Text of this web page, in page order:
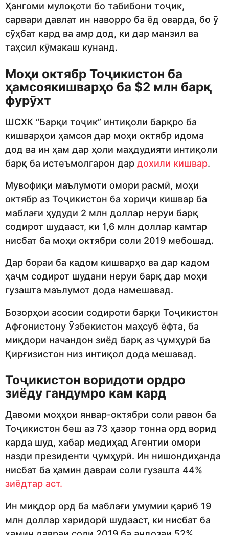
Ҳангоми мулоқоти бо табибони тоҷик,
сарвари давлат ин наворро ба ёд оварда, бо ӯ
сӯҳбат кард ва амр дод, ки дар манзил ва
таҳсил кӯмакаш кунанд.
Моҳи октябр Тоҷикистон ба
ҳамсоякишварҳо ба $2 млн барқ
фурӯхт
ШСХК “Барқи тоҷик” интиқоли барқро ба
кишварҳои ҳамсоя дар моҳи октябр идома
дод ва ин ҳам дар ҳоли маҳдудияти интиқоли
барқ ба истеъмолгарон дар дохили кишвар.
Мувофиқи маълумоти омори расмӣ, моҳи
октябр аз Тоҷикистон ба хориҷи кишвар ба
маблағи ҳудуди 2 млн доллар неруи барқ
содирот шудааст, ки 1,6 млн доллар камтар
нисбат ба моҳи октябри соли 2019 мебошад.
Дар бораи ба кадом кишварҳо ва дар кадом
ҳаҷм содирот шудани неруи барқ дар моҳи
гузашта маълумот дода намешавад.
Бозорҳои асосии содироти барқи Тоҷикистон
Афғонистону Ӯзбекистон маҳсуб ёфта, ба
миқдори начандон зиёд барқ аз ҷумҳурӣ ба
Қирғизистон низ интиқол дода мешавад.
Тоҷикистон воридоти ордро
зиёду гандумро кам кард
Давоми моҳҳои январ-октябри соли равон ба
Тоҷикистон беш аз 73 ҳазор тонна орд ворид
карда шуд, хабар медиҳад Агентии омори
назди президенти ҷумҳурӣ. Ин нишондиҳанда
нисбат ба ҳамин давраи соли гузашта 44%
зиёдтар аст.
Ин миқдор орд ба маблағи умумии қариб 19
млн доллар харидорӣ шудааст, ки нисбат ба